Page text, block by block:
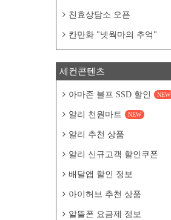
친효상담소 오픈
칸만화 "넷웍마의 추억"
세컨콘텐츠
아마존 블프 SSD 할인 NEW
알리 천원마트 NEW
알리 추천 상품
알리 신규고객 할인쿠폰
배달앱 할인 정보
아이허브 추천 상품
알뜰폰 요금제 정보